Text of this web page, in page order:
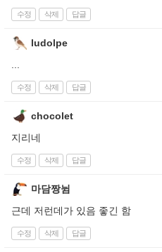
수정 삭제 답글
ludolpe
수정 삭제 답글
chocolet
지리네
수정 삭제 답글
마담짱뉨
근데 저런데가 있음 좋긴 함
수정 삭제 답글